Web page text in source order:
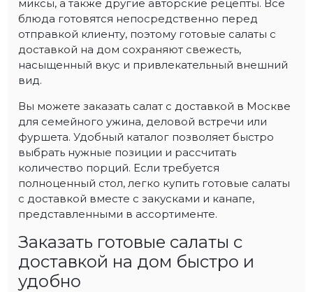
миксы, а также другие авторские рецепты. Все
блюда готовятся непосредственно перед
отправкой клиенту, поэтому готовые салаты с
доставкой на дом сохраняют свежесть,
насыщенный вкус и привлекательный внешний
вид.
Вы можете заказать салат с доставкой в Москве
для семейного ужина, деловой встречи или
фуршета. Удобный каталог позволяет быстро
выбрать нужные позиции и рассчитать
количество порций. Если требуется
полноценный стол, легко купить готовые салаты
с доставкой вместе с закусками и канапе,
представленными в ассортименте.
Заказать готовые салаты с
доставкой на дом быстро и
удобно